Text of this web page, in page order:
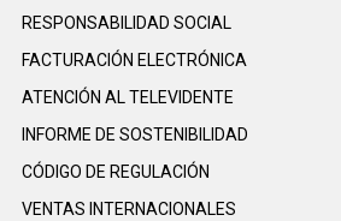
RESPONSABILIDAD SOCIAL
FACTURACIÓN ELECTRÓNICA
ATENCIÓN AL TELEVIDENTE
INFORME DE SOSTENIBILIDAD
CÓDIGO DE REGULACIÓN
VENTAS INTERNACIONALES